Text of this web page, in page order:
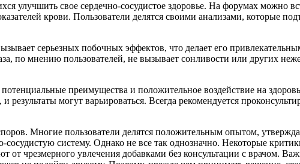
улучшить свое сердечно-сосудистое здоровье. На форумах можно
крови. Пользователи делятся своими анализами, которые
серьезных побочных эффектов, что делает его
по мнению пользователей, не вызывает сонливости или других
преимущества и положительное воздействие на
могут варьироваться. Всегда рекомендуется
Многие пользователи делятся положительным опытом,
систему. Однако не все так однозначно. Некоторые
от чрезмерного увлечения добавками без консультации с врачом.